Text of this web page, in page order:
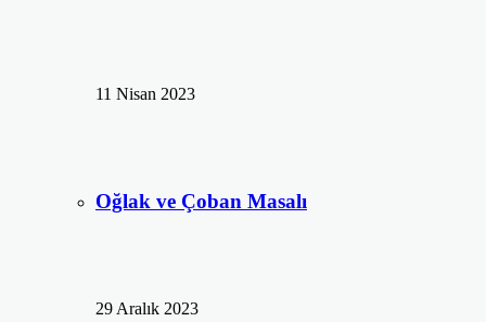
11 Nisan 2023
Oğlak ve Çoban Masalı
29 Aralık 2023